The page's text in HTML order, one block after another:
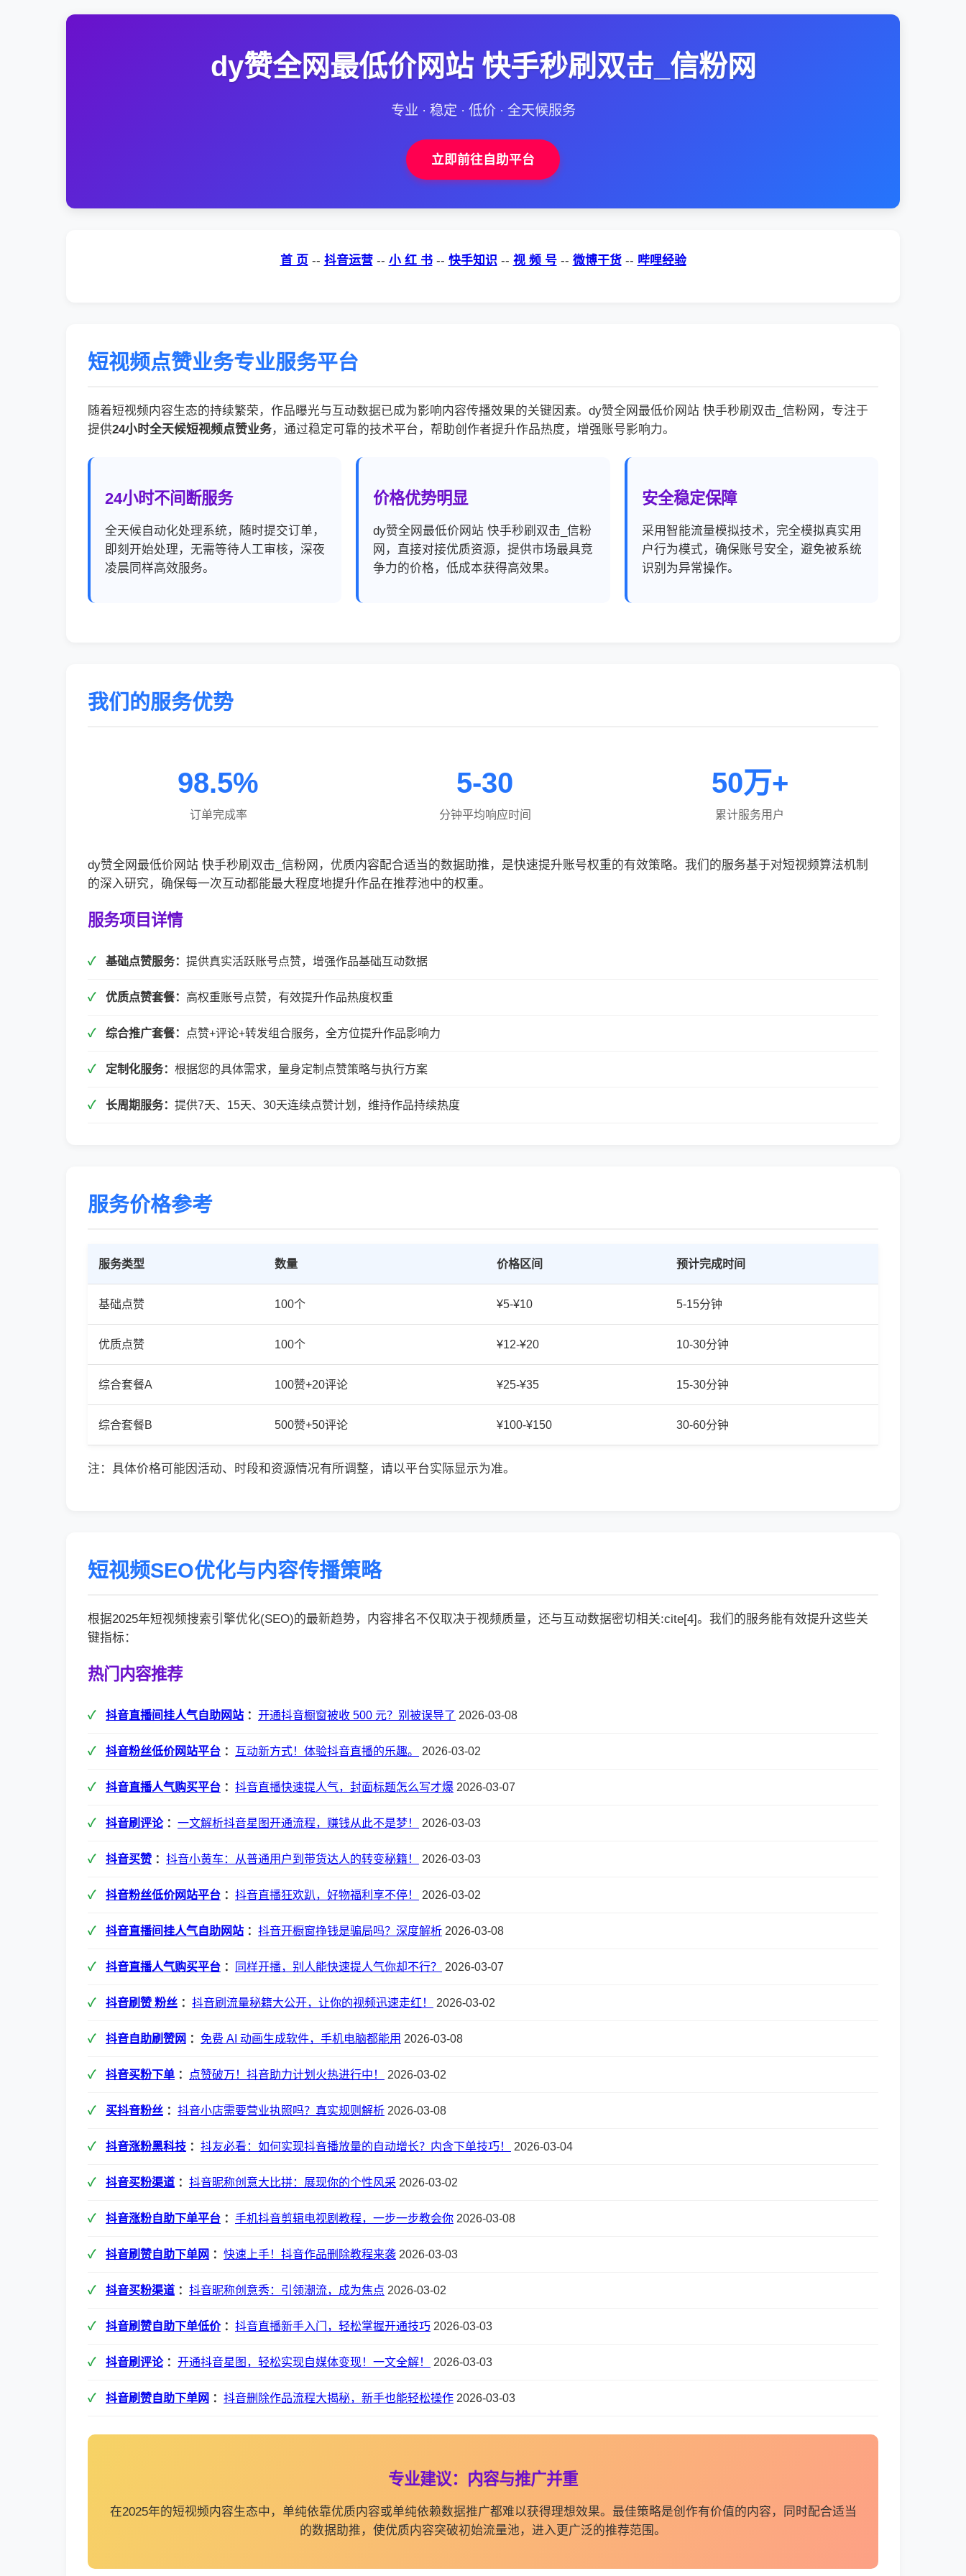
dy赞全网最低价网站 快手秒刷双击_信粉网
专业 · 稳定 · 低价 · 全天候服务
立即前往自助平台
首 页 -- 抖音运营-- 小 红 书-- 快手知识 -- 视 频 号-- 微博干货-- 哔哩经验
短视频点赞业务专业服务平台
随着短视频内容生态的持续繁荣，作品曝光与互动数据已成为影响内容传播效果的关键因素。dy赞全网最低价网站 快手秒刷双击_信粉网，专注于
提供24小时全天候短视频点赞业务，通过稳定可靠的技术平台，帮助创作者提升作品热度，增强账号影响力。
24小时不间断服务
全天候自动化处理系统，随时提交订单，
即刻开始处理，无需等待人工审核，深夜
凌晨同样高效服务。
价格优势明显
dy赞全网最低价网站 快手秒刷双击_信粉
网，直接对接优质资源，提供市场最具竞
争力的价格，低成本获得高效果。
安全稳定保障
采用智能流量模拟技术，完全模拟真实用
户行为模式，确保账号安全，避免被系统
识别为异常操作。
我们的服务优势
98.5%
订单完成率
5-30
分钟平均响应时间
50万+
累计服务用户
dy赞全网最低价网站 快手秒刷双击_信粉网，优质内容配合适当的数据助推，是快速提升账号权重的有效策略。我们的服务基于对短视频算法机制
的深入研究，确保每一次互动都能最大程度地提升作品在推荐池中的权重。
服务项目详情
基础点赞服务： 提供真实活跃账号点赞，增强作品基础互动数据
优质点赞套餐： 高权重账号点赞，有效提升作品热度权重
综合推广套餐： 点赞+评论+转发组合服务，全方位提升作品影响力
定制化服务： 根据您的具体需求，量身定制点赞策略与执行方案
长周期服务： 提供7天、15天、30天连续点赞计划，维持作品持续热度
服务价格参考
服务类型 数量 价格区间 预计完成时间
基础点赞 100个 ¥5-¥10 5-15分钟
优质点赞 100个 ¥12-¥20 10-30分钟
综合套餐A 100赞+20评论 ¥25-¥35 15-30分钟
综合套餐B 500赞+50评论 ¥100-¥150 30-60分钟
注：具体价格可能因活动、时段和资源情况有所调整，请以平台实际显示为准。
短视频SEO优化与内容传播策略
根据2025年短视频搜索引擎优化(SEO)的最新趋势，内容排名不仅取决于视频质量，还与互动数据密切相关:cite[4]。我们的服务能有效提升这些关
键指标：
热门内容推荐
抖音直播间挂人气自助网站 ： 开通抖音橱窗被收 500 元？别被误导了 2026-03-08
抖音粉丝低价网站平台 ： 互动新方式！体验抖音直播的乐趣。 2026-03-02
抖音直播人气购买平台 ： 抖音直播快速提人气，封面标题怎么写才爆 2026-03-07
抖音刷评论： 一文解析抖音星图开通流程，赚钱从此不是梦！ 2026-03-03
抖音买赞 ： 抖音小黄车：从普通用户到带货达人的转变秘籍！ 2026-03-03
抖音粉丝低价网站平台 ： 抖音直播狂欢趴，好物福利享不停！ 2026-03-02
抖音直播间挂人气自助网站 ： 抖音开橱窗挣钱是骗局吗？深度解析 2026-03-08
抖音直播人气购买平台 ： 同样开播，别人能快速提人气你却不行？ 2026-03-07
抖音刷赞 粉丝 ： 抖音刷流量秘籍大公开，让你的视频迅速走红！ 2026-03-02
抖音自助刷赞网 ： 免费 AI 动画生成软件，手机电脑都能用 2026-03-08
抖音买粉下单 ： 点赞破万！抖音助力计划火热进行中！ 2026-03-02
买抖音粉丝 ： 抖音小店需要营业执照吗？真实规则解析 2026-03-08
抖音涨粉黑科技 ： 抖友必看：如何实现抖音播放量的自动增长？内含下单技巧！ 2026-03-04
抖音买粉渠道 ： 抖音昵称创意大比拼：展现你的个性风采 2026-03-02
抖音涨粉自助下单平台 ： 手机抖音剪辑电视剧教程，一步一步教会你 2026-03-08
抖音刷赞自助下单网 ： 快速上手！抖音作品删除教程来袭 2026-03-03
抖音买粉渠道 ： 抖音昵称创意秀：引领潮流，成为焦点 2026-03-02
抖音刷赞自助下单低价： 抖音直播新手入门，轻松掌握开通技巧 2026-03-03
抖音刷评论： 开通抖音星图，轻松实现自媒体变现！一文全解！ 2026-03-03
抖音刷赞自助下单网 ： 抖音删除作品流程大揭秘，新手也能轻松操作 2026-03-03
专业建议：内容与推广并重
在2025年的短视频内容生态中，单纯依靠优质内容或单纯依赖数据推广都难以获得理想效果。最佳策略是创作有价值的内容，同时配合适当
的数据助推，使优质内容突破初始流量池，进入更广泛的推荐范围。